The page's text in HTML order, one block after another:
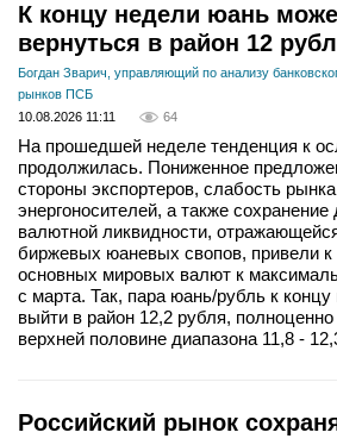
К концу недели юань
вернуться в район 12
Богдан Зварич, управляющий по анализу
рынков ПСБ
10.08.2026 11:11
64
На прошедшей неделе тенденция к
продолжилась. Пониженное
стороны экспортеров, слабость рынка
энергоносителей, а также
валютной ликвидности,
биржевых юаневых свопов, привели
основных мировых валют к
с марта. Так, пара юань/рубль к
выйти в район 12,2 рубля,
верхней половине диапазона 11,8 -
Российский рынок